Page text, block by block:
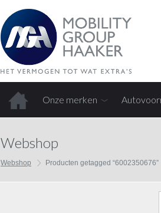
Onze merken
Webshop
Webshop Producten getagged “6002350676”